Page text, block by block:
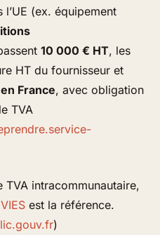
(ex. équipement
10 000 € HT, les
HT du fournisseur et
France, avec obligation
TVA
intracommunautaire,
VIES est la référence.
)